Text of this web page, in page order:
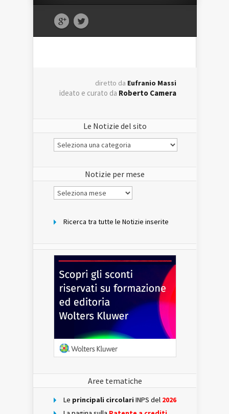
diretto da Eufranio Massi
ideato e curato da Roberto Camera
Le Notizie del sito
Le
Notizie
Notizie per mese
Notizie
per
Ricerca tra tutte le Notizie inserite
Aree tematiche
Le principali circolari INPS del 2026